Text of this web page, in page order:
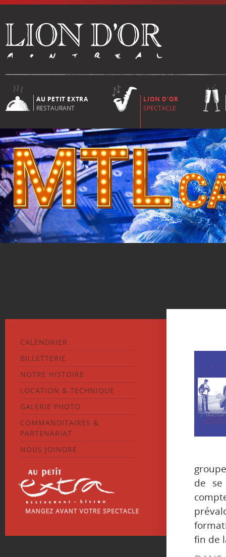
AU PETIT EXTRA
RESTAURANT
LION D'OR
SPECTACLE
CALENDRIER
BILLETTERIE
NOTRE HISTOIRE
LOCATION & TECHNIQUE
GALERIE PHOTO
COMMANDITAIRES &
PARTENARIAT
NOUS JOINDRE
de
fin de